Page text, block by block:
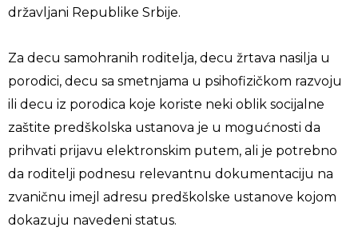
državljani Republike Srbije.
Za decu samohranih roditelja, decu žrtava nasilja u
porodici, decu sa smetnjama u psihofizičkom razvoju
ili decu iz porodica koje koriste neki oblik socijalne
zaštite predškolska ustanova je u mogućnosti da
prihvati prijavu elektronskim putem, ali je potrebno
da roditelji podnesu relevantnu dokumentaciju na
zvaničnu imejl adresu predškolske ustanove kojom
dokazuju navedeni status.